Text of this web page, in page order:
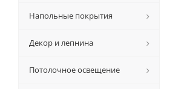
Напольные покрытия
Декор и лепнина
Потолочное освещение